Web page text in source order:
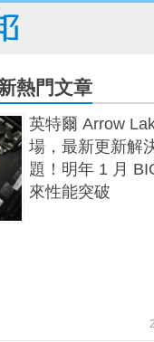
熱門文章
英特爾 Arrow
場，最新更新解
題！明年 1 月
來性能突破